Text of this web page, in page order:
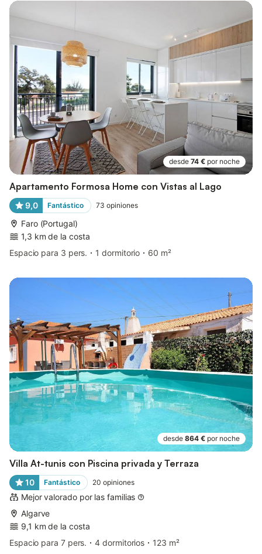
desde 74 € por noche
Apartamento Formosa Home con Vistas al Lago
9,0 Fantástico 73 opiniones
Faro (Portugal)
1,3 km de la costa
Espacio para 3 pers.
1 dormitorio 60 m²
desde 864 € por noche
Villa At-tunis con Piscina privada y Terraza
10 Fantástico 20 opiniones
Mejor valorado por las familias
Algarve
9,1 km de la costa
Espacio para 7 pers.
4 dormitorios 123 m²